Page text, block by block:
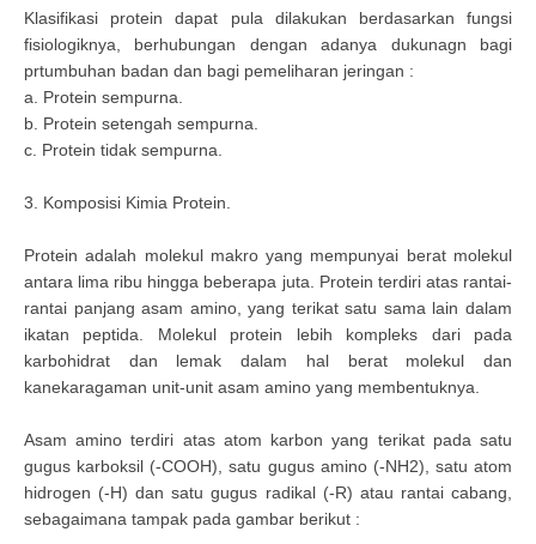
Klasifikasi protein dapat pula dilakukan berdasarkan fungsi
fisiologiknya, berhubungan dengan adanya dukunagn bagi
prtumbuhan badan dan bagi pemeliharan jeringan :
a. Protein sempurna.
b. Protein setengah sempurna.
c. Protein tidak sempurna.
3. Komposisi Kimia Protein.
Protein adalah molekul makro yang mempunyai berat molekul
antara lima ribu hingga beberapa juta. Protein terdiri atas rantai-
rantai panjang asam amino, yang terikat satu sama lain dalam
ikatan peptida. Molekul protein lebih kompleks dari pada
karbohidrat dan lemak dalam hal berat molekul dan
kanekaragaman unit-unit asam amino yang membentuknya.
Asam amino terdiri atas atom karbon yang terikat pada satu
gugus karboksil (-COOH), satu gugus amino (-NH2), satu atom
hidrogen (-H) dan satu gugus radikal (-R) atau rantai cabang,
sebagaimana tampak pada gambar berikut :